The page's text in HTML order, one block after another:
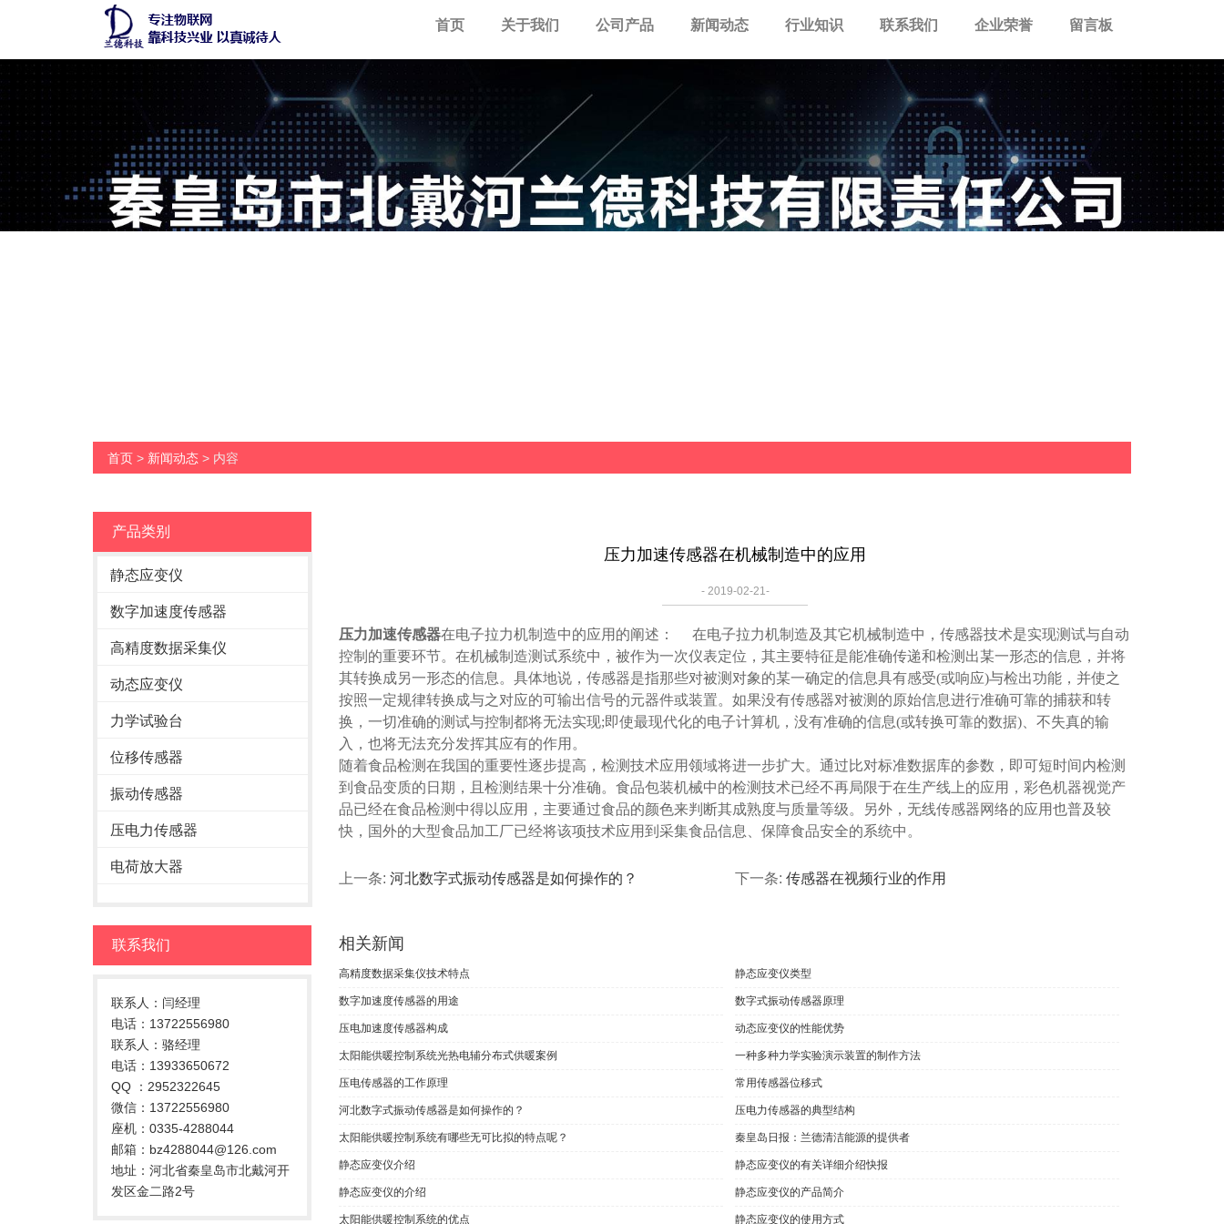
首页 关于我们 公司产品 新闻动态 行业知识 联系我们 企业荣誉 留言板
首页 > 新闻动态 > 内容
产品类别
静态应变仪
数字加速度传感器
高精度数据采集仪
动态应变仪
力学试验台
位移传感器
振动传感器
压电力传感器
电荷放大器
联系我们
联系人：闫经理
电话：13722556980
联系人：骆经理
电话：13933650672
QQ ：2952322645
微信：13722556980
座机：0335-4288044
邮箱：bz4288044@126.com
地址：河北省秦皇岛市北戴河开
发区金二路2号
压力加速传感器在机械制造中的应用
- 2019-02-21-
压力加速传感器在电子拉力机制造中的应用的阐述： 在电子拉力机制造及其它机械制造中， 传感器技术是实现测试与自动
控制的重要环节。在机械制造测试系统中，被作为一次仪表定位，其主要特征是能准确传递和检测 出某一形态的信息，并将
其转换成另一形态的信息。具体地说 ， 传感器是指那些对被测对象的某一确定的信息具有感受(或响应)与检出功能，并使之
按照一定规律转换成与之对应的可输出信号的元器件或装置。如果没有传感器对被测 的原始信息进行准确可靠的捕获和转
换 ，一切准确的测试与控制都将无法实现;即使最现代化的电子计算机，没有准确的信息(或转换可靠的数据) 、不失真的输
入，也将无法充分发挥其应有的作用。
随着食品检测在我国的重要性逐步提高， 检测技术应用领域将进一步扩大。通过比对标准数据库的参数，即可短时间内检测
到食品变质的日期，且检测结果十分准确。食品包装机械中的检测技术已经不再局限于在生产线上的应用，彩色机器视觉产
品已经在食品检测中得以应用，主要通过食品的颜色来判断其成熟度与质量等级。另外，无线传感器网络的应用也普及较
快，国外的大型食品加工厂已经将该项技术应用到采集食品信息、保障食品安全的系统中。
上一条: 河北数字式振动传感器是如何操作的？ 下一条: 传感器在视频行业的作用
相关新闻
高精度数据采集仪技术特点 静态应变仪类型
数字加速度传感器的用途 数字式振动传感器原理
压电加速度传感器构成 动态应变仪的性能优势
太阳能供暖控制系统光热电辅分布式供暖案例 一种多种力学实验演示装置的制作方法
压电传感器的工作原理 常用传感器位移式
河北数字式振动传感器是如何操作的？ 压电力传感器的典型结构
太阳能供暖控制系统有哪些无可比拟的特点呢？ 秦皇岛日报：兰德清洁能源的提供者
静态应变仪介绍 静态应变仪的有关详细介绍快报
静态应变仪的介绍 ​静态应变仪的产品简介
太阳能供暖控制系统的优点 静态应变仪的使用方式